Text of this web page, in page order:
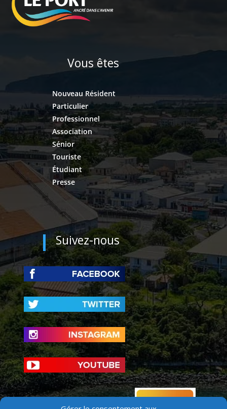
Vous êtes
Nouveau Résident
Particulier
Professionnel
Association
Sénior
Touriste
Étudiant
Presse
Suivez-nous